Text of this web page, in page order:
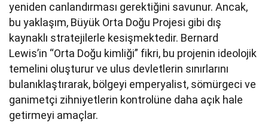
yeniden canlandırması gerektiğini savunur. Ancak,
bu yaklaşım, Büyük Orta Doğu Projesi gibi dış
kaynaklı stratejilerle kesişmektedir. Bernard
Lewis’in “Orta Doğu kimliği” fikri, bu projenin ideolojik
temelini oluşturur ve ulus devletlerin sınırlarını
bulanıklaştırarak, bölgeyi emperyalist, sömürgeci ve
ganimetçi zihniyetlerin kontrolüne daha açık hale
getirmeyi amaçlar.